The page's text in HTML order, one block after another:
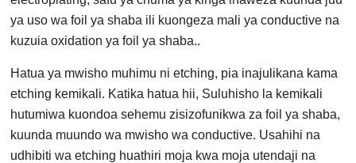
ya uso wa foil ya shaba ili kuongeza mali ya conductive na
kuzuia oxidation ya foil ya shaba..
Hatua ya mwisho muhimu ni etching, pia inajulikana kama
etching kemikali. Katika hatua hii, Suluhisho la kemikali
hutumiwa kuondoa sehemu zisizofunikwa za foil ya shaba,
kuunda muundo wa mwisho wa conductive. Usahihi na
udhibiti wa etching huathiri moja kwa moja utendaji na